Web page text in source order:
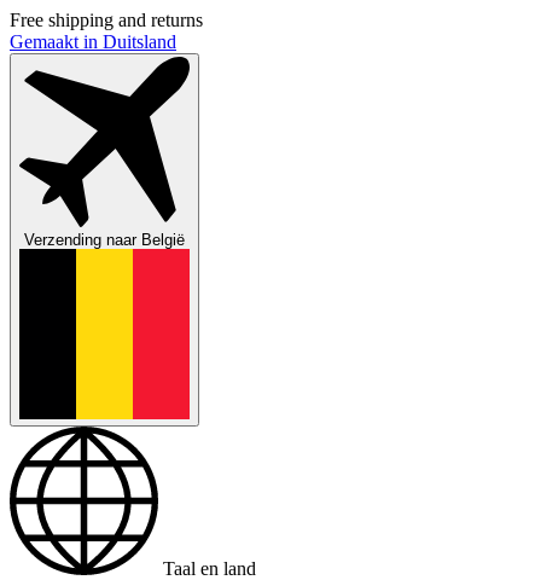
Free shipping and returns
Gemaakt in Duitsland
Verzending naarBelgië
Taal en land